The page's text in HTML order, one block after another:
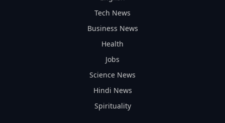
Tech News
Business News
Health
Jobs
Science News
Hindi News
Spirituality